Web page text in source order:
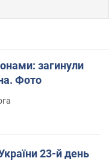
загинули
Фото
23-й день